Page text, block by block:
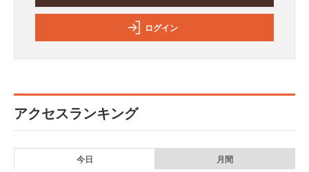
ログイン
アクセスランキング
今日 月間